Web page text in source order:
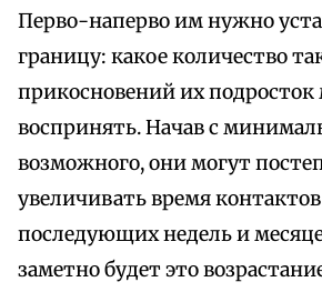
Перво-наперво им нужно
границу: какое количество
прикосновений их
воспринять. Начав с
возможного, они могут
увеличивать время
последующих недель и
заметно будет это